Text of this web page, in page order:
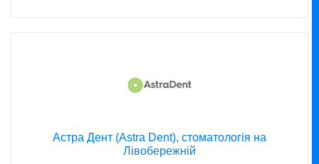
Астра Дент (Astra Dent), стоматологія на
Лівобережній